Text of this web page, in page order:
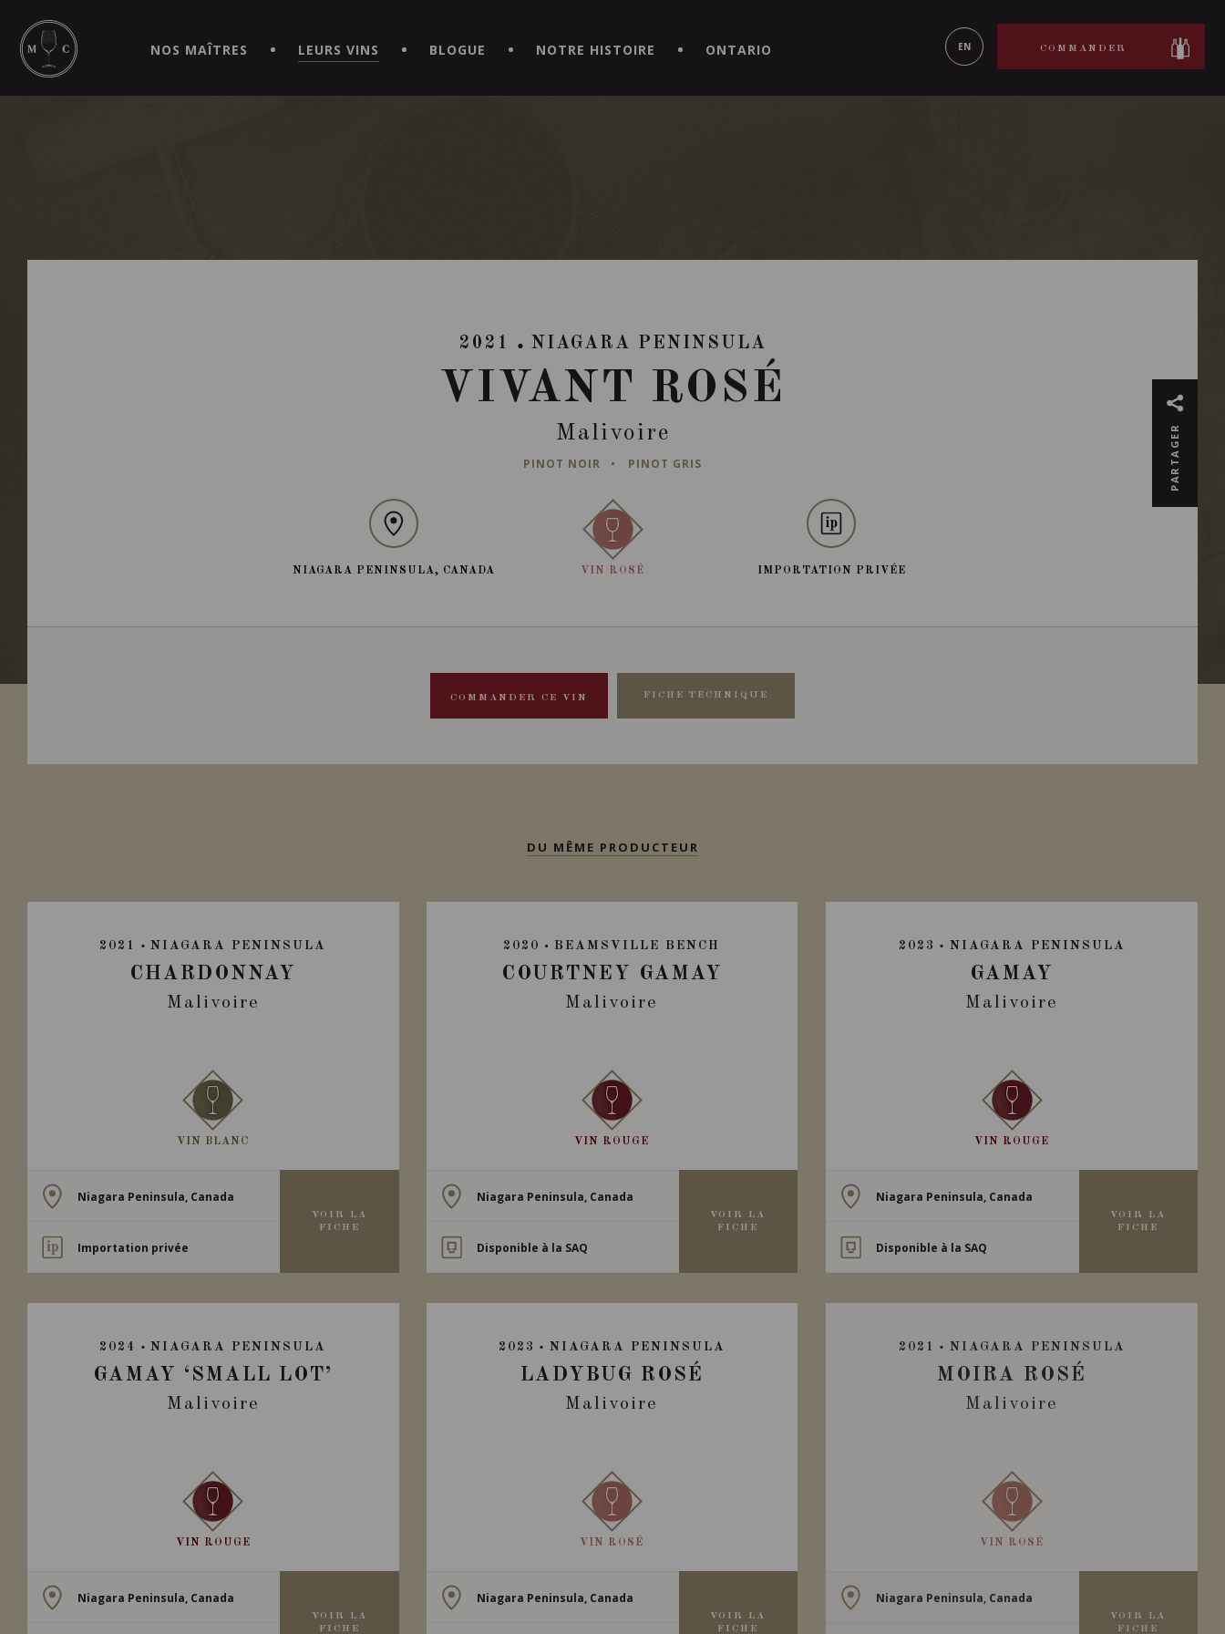
MAITRE | CAVISTE VIRTUEL!
NOS MAÎTRES LEURS VINS BLOGUE NOTRE HISTOIRE ONTARIO EN COMMANDER
PARTAGER
2021 NIAGARA PENINSULA
VIVANT ROSÉ
Malivoire
PINOT NOIR PINOT GRIS
NIAGARA PENINSULA, CANADA VIN ROSÉ IMPORTATION PRIVÉE
COMMANDER CE VIN FICHE TECHNIQUE
DU MÊME PRODUCTEUR
2021 NIAGARA PENINSULA
CHARDONNAY
Malivoire
VIN BLANC
Niagara Peninsula, Canada
Importation privée
VOIR LA
FICHE
2020 BEAMSVILLE BENCH
COURTNEY GAMAY
Malivoire
VIN ROUGE
Niagara Peninsula, Canada
Disponible à la SAQ
VOIR LA
FICHE
2023 NIAGARA PENINSULA
GAMAY
Malivoire
VIN ROUGE
Niagara Peninsula, Canada
Disponible à la SAQ
VOIR LA
FICHE
2024 NIAGARA PENINSULA
GAMAY ‘SMALL LOT’
Malivoire
VIN ROUGE
Niagara Peninsula, Canada
VOIR LA
FICHE
2023 NIAGARA PENINSULA
LADYBUG ROSÉ
Malivoire
VIN ROSÉ
Niagara Peninsula, Canada
VOIR LA
FICHE
2021 NIAGARA PENINSULA
MOIRA ROSÉ
Malivoire
VIN ROSÉ
Niagara Peninsula, Canada
VOIR LA
FICHE